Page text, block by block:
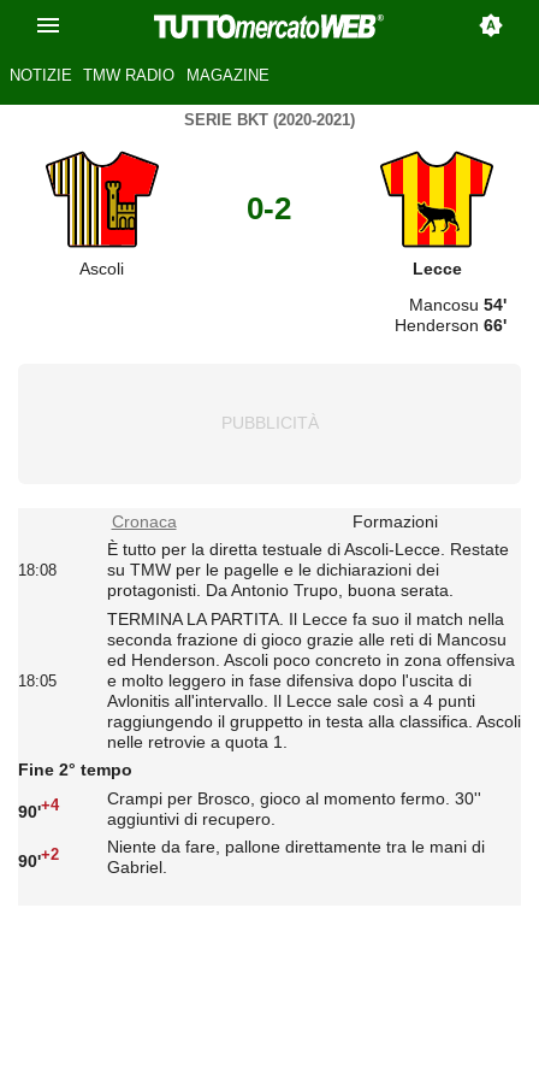
NOTIZIE TMW RADIO MAGAZINE
SERIE BKT (2020-2021)
Ascoli
0-2
Lecce
Mancosu 54'
Henderson 66'
Cronaca Formazioni
18:08
È tutto per la diretta testuale di Ascoli-Lecce. Restate
su TMW per le pagelle e le dichiarazioni dei
protagonisti. Da Antonio Trupo, buona serata.
18:05
TERMINA LA PARTITA. Il Lecce fa suo il match nella
seconda frazione di gioco grazie alle reti di Mancosu
ed Henderson. Ascoli poco concreto in zona offensiva
e molto leggero in fase difensiva dopo l'uscita di
Avlonitis all'intervallo. Il Lecce sale così a 4 punti
raggiungendo il gruppetto in testa alla classifica. Ascoli
nelle retrovie a quota 1.
Fine 2° tempo
90'+4
Crampi per Brosco, gioco al momento fermo. 30''
aggiuntivi di recupero.
90'+2
Niente da fare, pallone direttamente tra le mani di
Gabriel.